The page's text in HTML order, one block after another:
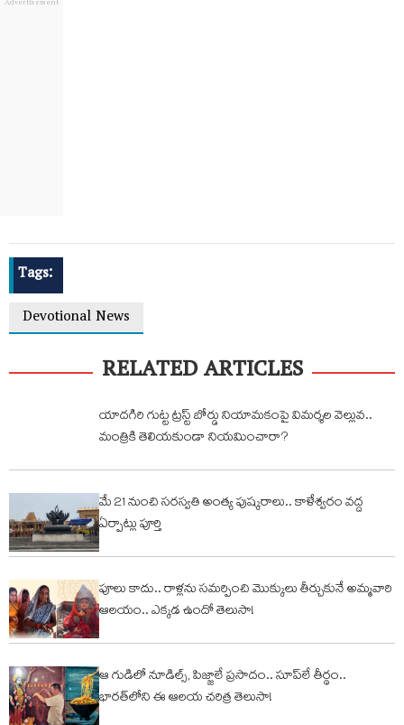
Tags:
Devotional News
RELATED ARTICLES
యాదగిరి గుట్ట ట్రస్ట్‌ బోర్డు నియామకంపై విమర్శల వెల్లువ..
మంత్రికి తెలియకుండా నియమించారా?
మే 21 నుంచి సరస్వతి అంత్య పుష్కరాలు.. కాళేశ్వరం వద్ద
ఏర్పాట్లు పూర్తి
పూలు కాదు.. రాళ్లను సమర్పించి మొక్కులు తీర్చుకునే అమ్మవారి
ఆలయం.. ఎక్కడ ఉందో తెలుసా!
ఆ గుడిలో నూడిల్స్, పిజ్జాలే ప్రసాదం.. సూప్‌లే తీర్థం..
భారత్‌లోని ఈ ఆలయ చరిత్ర తెలుసా!